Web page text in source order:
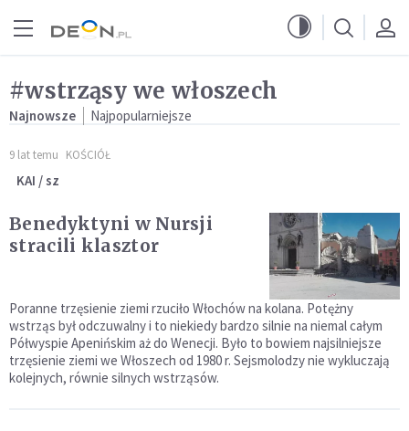
#wstrząsy we włoszech
Najnowsze Najpopularniejsze
9 lat temu KOŚCIÓŁ
KAI / sz
Benedyktyni w Nursji
stracili klasztor
Poranne trzęsienie ziemi rzuciło Włochów na kolana. Potężny
wstrząs był odczuwalny i to niekiedy bardzo silnie na niemal całym
Półwyspie Apenińskim aż do Wenecji. Było to bowiem najsilniejsze
trzęsienie ziemi we Włoszech od 1980 r. Sejsmolodzy nie wykluczają
kolejnych, równie silnych wstrząsów.